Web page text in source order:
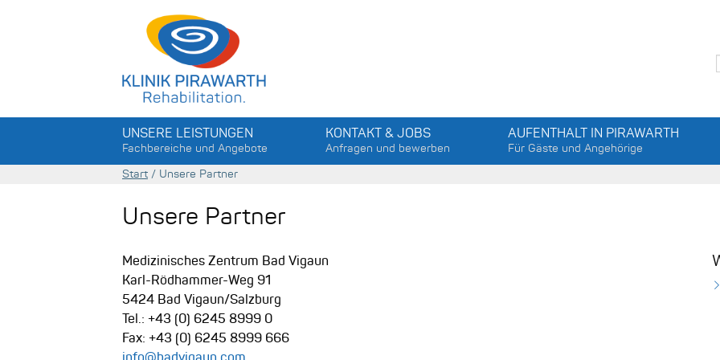
UNSERE LEISTUNGEN
Fachbereiche und Angebote
KONTAKT & JOBS
Anfragen und bewerben
AUFENTHALT IN PIRAWARTH
Für Gäste und Angehörige
Start / Unsere Partner
Unsere Partner
Medizinisches Zentrum Bad Vigaun
Karl-Rödhammer-Weg 91
5424 Bad Vigaun/Salzburg
Tel.: +43 (0) 6245 8999 0
Fax: +43 (0) 6245 8999 666